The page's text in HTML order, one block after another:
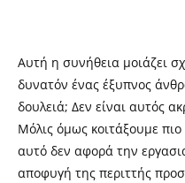
Αυτή η συνήθεια μοιάζει
δυνατόν ένας έξυπνος
δουλειά; Δεν είναι αυτός
Μόλις όμως κοιτάξουμε πιο
αυτό δεν αφορά την
αποφυγή της περιττής